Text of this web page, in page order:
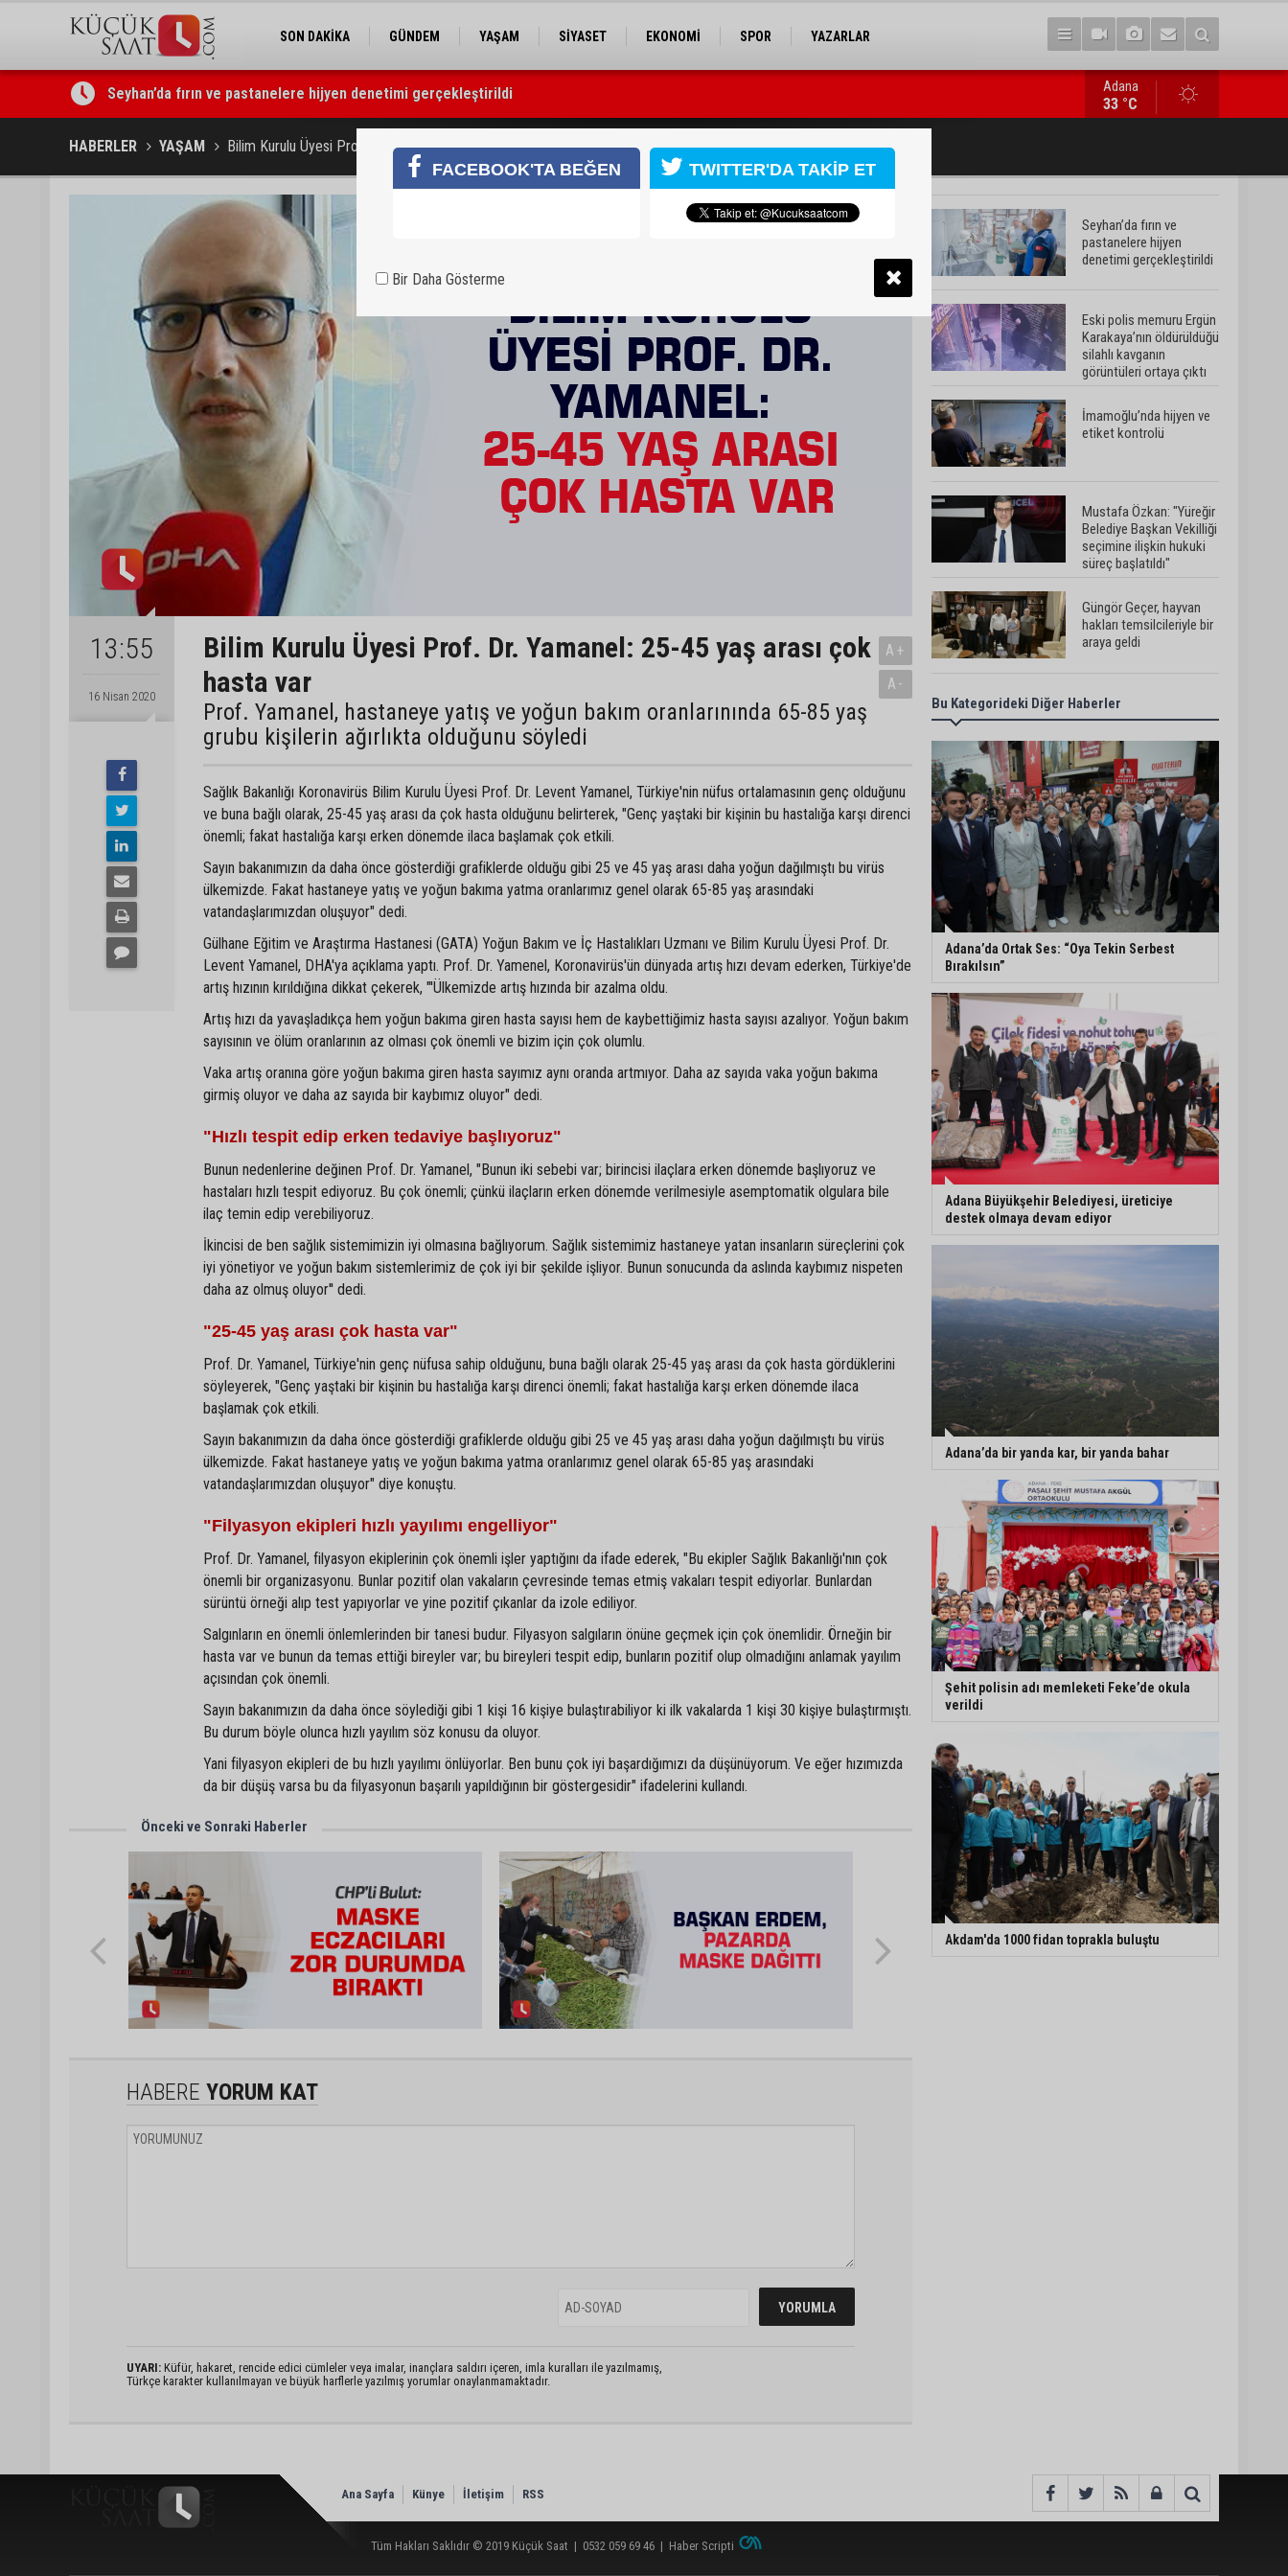
SON DAKİKA GÜNDEM YAŞAM SİYASET EKONOMİ SPOR YAZARLAR
Seyhan’da fırın ve pastanelere hijyen denetimi gerçekleştirildi
İmamoğlu’nda hijyen ve etiket kontrolü
Adana
33 °C
HABERLER YAŞAM Bilim Kurulu Üyesi Prof. Dr. Yamanel: 25-45 yaş arası çok hasta var
13:55
16 Nisan 2020
Bilim Kurulu Üyesi Prof. Dr. Yamanel: 25-45 yaş arası çok
hasta var
Prof. Yamanel, hastaneye yatış ve yoğun bakım oranlarınında 65-85 yaş
grubu kişilerin ağırlıkta olduğunu söyledi
A+
A-
Sağlık Bakanlığı Koronavirüs Bilim Kurulu Üyesi Prof. Dr. Levent Yamanel, Türkiye'nin nüfus ortalamasının genç olduğunu
ve buna bağlı olarak, 25-45 yaş arası da çok hasta olduğunu belirterek, "Genç yaştaki bir kişinin bu hastalığa karşı direnci
önemli; fakat hastalığa karşı erken dönemde ilaca başlamak çok etkili.
Sayın bakanımızın da daha önce gösterdiği grafiklerde olduğu gibi 25 ve 45 yaş arası daha yoğun dağılmıştı bu virüs
ülkemizde. Fakat hastaneye yatış ve yoğun bakıma yatma oranlarımız genel olarak 65-85 yaş arasındaki
vatandaşlarımızdan oluşuyor" dedi.
Gülhane Eğitim ve Araştırma Hastanesi (GATA) Yoğun Bakım ve İç Hastalıkları Uzmanı ve Bilim Kurulu Üyesi Prof. Dr.
Levent Yamanel, DHA'ya açıklama yaptı. Prof. Dr. Yamenel, Koronavirüs'ün dünyada artış hızı devam ederken, Türkiye'de
artış hızının kırıldığına dikkat çekerek, "'Ülkemizde artış hızında bir azalma oldu.
Artış hızı da yavaşladıkça hem yoğun bakıma giren hasta sayısı hem de kaybettiğimiz hasta sayısı azalıyor. Yoğun bakım
sayısının ve ölüm oranlarının az olması çok önemli ve bizim için çok olumlu.
Vaka artış oranına göre yoğun bakıma giren hasta sayımız aynı oranda artmıyor. Daha az sayıda vaka yoğun bakıma
girmiş oluyor ve daha az sayıda bir kaybımız oluyor" dedi.
"Hızlı tespit edip erken tedaviye başlıyoruz"
Bunun nedenlerine değinen Prof. Dr. Yamanel, "Bunun iki sebebi var; birincisi ilaçlara erken dönemde başlıyoruz ve
hastaları hızlı tespit ediyoruz. Bu çok önemli; çünkü ilaçların erken dönemde verilmesiyle asemptomatik olgulara bile
ilaç temin edip verebiliyoruz.
İkincisi de ben sağlık sistemimizin iyi olmasına bağlıyorum. Sağlık sistemimiz hastaneye yatan insanların süreçlerini çok
iyi yönetiyor ve yoğun bakım sistemlerimiz de çok iyi bir şekilde işliyor. Bunun sonucunda da aslında kaybımız nispeten
daha az olmuş oluyor'' dedi.
"25-45 yaş arası çok hasta var"
Prof. Dr. Yamanel, Türkiye'nin genç nüfusa sahip olduğunu, buna bağlı olarak 25-45 yaş arası da çok hasta gördüklerini
söyleyerek, "Genç yaştaki bir kişinin bu hastalığa karşı direnci önemli; fakat hastalığa karşı erken dönemde ilaca
başlamak çok etkili.
Sayın bakanımızın da daha önce gösterdiği grafiklerde olduğu gibi 25 ve 45 yaş arası daha yoğun dağılmıştı bu virüs
ülkemizde. Fakat hastaneye yatış ve yoğun bakıma yatma oranlarımız genel olarak 65-85 yaş arasındaki
vatandaşlarımızdan oluşuyor" diye konuştu.
"Filyasyon ekipleri hızlı yayılımı engelliyor"
Prof. Dr. Yamanel, filyasyon ekiplerinin çok önemli işler yaptığını da ifade ederek, "Bu ekipler Sağlık Bakanlığı'nın çok
önemli bir organizasyonu. Bunlar pozitif olan vakaların çevresinde temas etmiş vakaları tespit ediyorlar. Bunlardan
sürüntü örneği alıp test yapıyorlar ve yine pozitif çıkanlar da izole ediliyor.
Salgınların en önemli önlemlerinden bir tanesi budur. Filyasyon salgıların önüne geçmek için çok önemlidir. Örneğin bir
hasta var ve bunun da temas ettiği bireyler var; bu bireyleri tespit edip, bunların pozitif olup olmadığını anlamak yayılım
açısından çok önemli.
Sayın bakanımızın da daha önce söylediği gibi 1 kişi 16 kişiye bulaştırabiliyor ki ilk vakalarda 1 kişi 30 kişiye bulaştırmıştı.
Bu durum böyle olunca hızlı yayılım söz konusu da oluyor.
Yani filyasyon ekipleri de bu hızlı yayılımı önlüyorlar. Ben bunu çok iyi başardığımızı da düşünüyorum. Ve eğer hızımızda
da bir düşüş varsa bu da filyasyonun başarılı yapıldığının bir göstergesidir" ifadelerini kullandı.
Önceki ve Sonraki Haberler
HABERE YORUM KAT
UYARI: Küfür, hakaret, rencide edici cümleler veya imalar, inançlara saldırı içeren, imla kuralları ile yazılmamış,
Türkçe karakter kullanılmayan ve büyük harflerle yazılmış yorumlar onaylanmamaktadır.
Seyhan’da fırın ve
pastanelere hijyen
denetimi gerçekleştirildi
Eski polis memuru Ergün
Karakaya’nın öldürüldüğü
silahlı kavganın
görüntüleri ortaya çıktı
İmamoğlu’nda hijyen ve
etiket kontrolü
Mustafa Özkan: "Yüreğir
Belediye Başkan Vekilliği
seçimine ilişkin hukuki
süreç başlatıldı"
Güngör Geçer, hayvan
hakları temsilcileriyle bir
araya geldi
Adana’da sıcak hava
etkisini sürdürüyor:
Termometreler 38
dereceyi gördü
Yüreğir’de başkan
vekilliği seçimi yeniden
yargıya taşındı
Adanalı sanatçıdan
üzücü haber:
Konserlerine ara verdi
Büyükşehirden üreticiye
168 adet süt sağım
makinesi
Ayhan Barut: "Sıcaklar
yaşam hakkını tehdit
ediyor"
Bu Kategorideki Diğer Haberler
Adana’da Ortak Ses: “Oya Tekin Serbest
Bırakılsın”
Adana Büyükşehir Belediyesi, üreticiye
destek olmaya devam ediyor
Adana’da bir yanda kar, bir yanda bahar
Şehit polisin adı memleketi Feke’de okula
verildi
Akdam'da 1000 fidan toprakla buluştu
Ana Sayfa Künye İletişim RSS
Tüm Hakları Saklıdır © 2019 Küçük Saat | 0532 059 69 46 | Haber Scripti
FACEBOOK'TA BEĞEN TWITTER'DA TAKİP ET
Bir Daha Gösterme